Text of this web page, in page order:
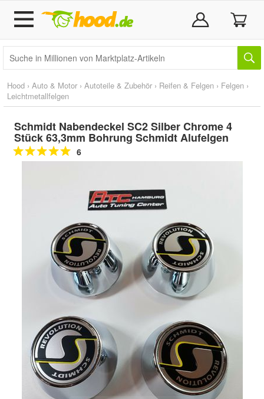
Hood › Auto & Motor › Autoteile & Zubehör › Reifen & Felgen › Felgen ›
Leichtmetallfelgen
Schmidt Nabendeckel SC2 Silber Chrome 4
Stück 63,3mm Bohrung Schmidt Alufelgen
6